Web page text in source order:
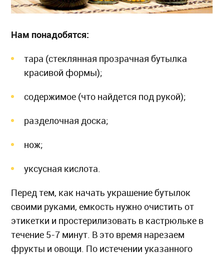
Нам понадобятся:
тара (стеклянная прозрачная бутылка
красивой формы);
содержимое (что найдется под рукой);
разделочная доска;
нож;
уксусная кислота.
Перед тем, как начать украшение бутылок
своими руками, емкость нужно очистить от
этикетки и простерилизовать в кастрюльке в
течение 5-7 минут. В это время нарезаем
фрукты и овощи. По истечении указанного